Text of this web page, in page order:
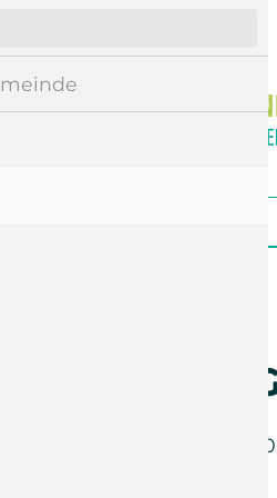
Rückblick:
6. Juni